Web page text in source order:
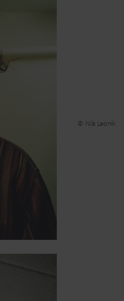
© Nils Leonik